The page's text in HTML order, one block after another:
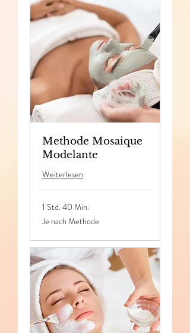
Methode Mosaique
Modelante
Weiterlesen
1 Std. 40 Min.
Je
nach
Je nach Methode